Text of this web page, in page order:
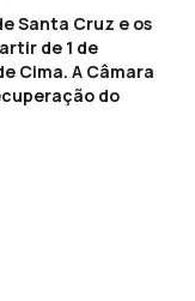
Santa Cruz e os
de 1 de
Cima. A Câmara
do